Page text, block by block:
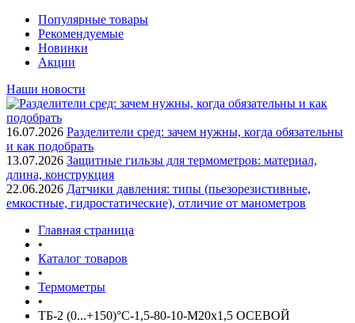
Популярные товары
Рекомендуемые
Новинки
Акции
Наши новости
16.07.2026 Разделители сред: зачем нужны, когда обязательны
и как подобрать
13.07.2026 Защитные гильзы для термометров: материал,
длина, конструкция
22.06.2026 Датчики давления: типы (пьезорезистивные,
емкостные, гидростатические), отличие от манометров
Главная страница
•
Каталог товаров
•
Термометры
•
ТБ-2 (0...+150)°С-1,5-80-10-М20х1,5 ОСЕВОЙ